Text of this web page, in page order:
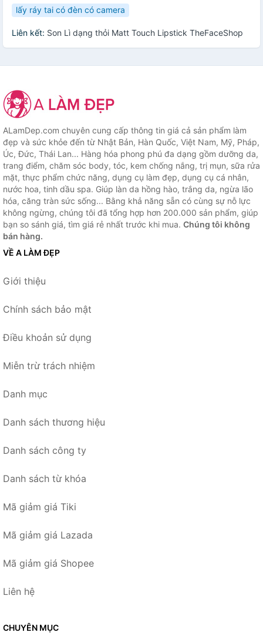
lấy ráy tai có đèn có camera
Liên kết: Son Lì dạng thỏi Matt Touch Lipstick TheFaceShop
ALamDep.com chuyên cung cấp thông tin giá cả sản phẩm làm
đẹp và sức khỏe đến từ Nhật Bản, Hàn Quốc, Việt Nam, Mỹ, Pháp,
Úc, Đức, Thái Lan... Hàng hóa phong phú đa dạng gồm dưỡng da,
trang điểm, chăm sóc body, tóc, kem chống nắng, trị mụn, sữa rửa
mặt, thực phẩm chức năng, dụng cụ làm đẹp, dụng cụ cá nhân,
nước hoa, tinh dầu spa. Giúp làn da hồng hào, trắng da, ngừa lão
hóa, căng tràn sức sống... Bằng khả năng sẵn có cùng sự nỗ lực
không ngừng, chúng tôi đã tổng hợp hơn 200.000 sản phẩm, giúp
bạn so sánh giá, tìm giá rẻ nhất trước khi mua. Chúng tôi không
bán hàng.
VỀ A LÀM ĐẸP
Giới thiệu
Chính sách bảo mật
Điều khoản sử dụng
Miễn trừ trách nhiệm
Danh mục
Danh sách thương hiệu
Danh sách công ty
Danh sách từ khóa
Mã giảm giá Tiki
Mã giảm giá Lazada
Mã giảm giá Shopee
Liên hệ
CHUYÊN MỤC